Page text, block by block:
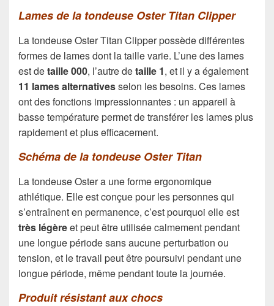
Lames de la tondeuse Oster Titan Clipper
La tondeuse Oster Titan Clipper possède différentes
formes de lames dont la taille varie. L’une des lames
est detaille000, l’autre detaille 1, et il y a également
11 lames alternativesselon les besoins. Ces lames
ont des fonctions impressionnantes : un appareil à
basse température permet de transférer les lames plus
rapidement et plus efficacement.
Schéma de la tondeuse Oster Titan
La tondeuse Oster a une forme ergonomique
athlétique. Elle est conçue pour les personnes qui
s’entraînent en permanence, c’est pourquoi elle est
très légèreet peut être utilisée calmement pendant
une longue période sans aucune perturbation ou
tension, et le travail peut être poursuivi pendant une
longue période, même pendant toute la journée.
Produit résistant aux chocs